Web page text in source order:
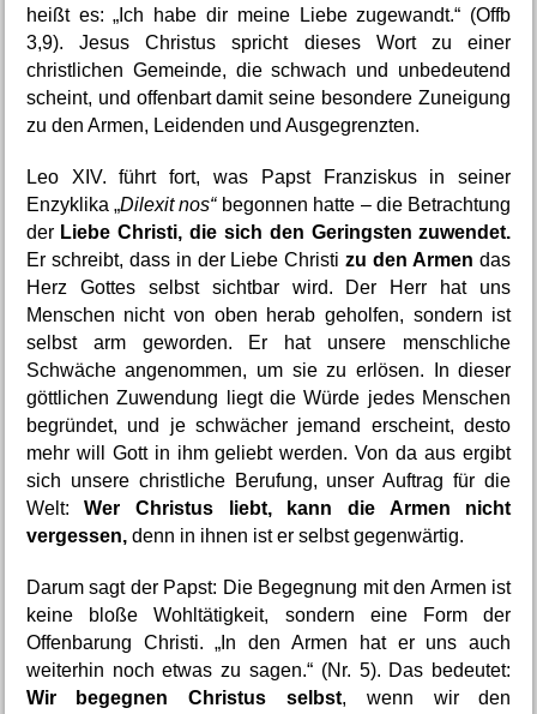
heißt es: „Ich habe dir meine Liebe zugewandt.“ (Offb
3,9). Jesus Christus spricht dieses Wort zu einer
christlichen Gemeinde, die schwach und unbedeutend
scheint, und offenbart damit seine besondere Zuneigung
zu den Armen, Leidenden und Ausgegrenzten.
Leo XIV. führt fort, was Papst Franziskus in seiner
Enzyklika „Dilexit nos“ begonnen hatte – die Betrachtung
der
Er schreibt, dass in der Liebe Christi zu den Armen das
Herz Gottes selbst sichtbar wird. Der Herr hat uns
Menschen nicht von oben herab geholfen, sondern ist
selbst arm geworden. Er hat unsere menschliche
Schwäche angenommen, um sie zu erlösen. In dieser
göttlichen Zuwendung liegt die Würde jedes Menschen
begründet, und je schwächer jemand erscheint, desto
mehr will Gott in ihm geliebt werden. Von da aus ergibt
sich unsere christliche Berufung, unser Auftrag für die
Welt: Wer Christus liebt, kann die Armen nicht
vergessen, denn in ihnen ist er selbst gegenwärtig.
Darum sagt der Papst: Die Begegnung mit den Armen ist
keine bloße Wohltätigkeit, sondern eine Form der
Offenbarung Christi. „In den Armen hat er uns auch
Wir begegnen Christus selbst, wenn wir den